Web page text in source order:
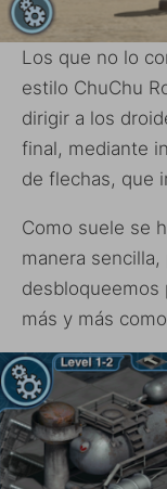
Los que no lo
estilo ChuChu
dirigir a los
final, mediante
de flechas, que
Como suele se
manera
desbloqueemos
más y más